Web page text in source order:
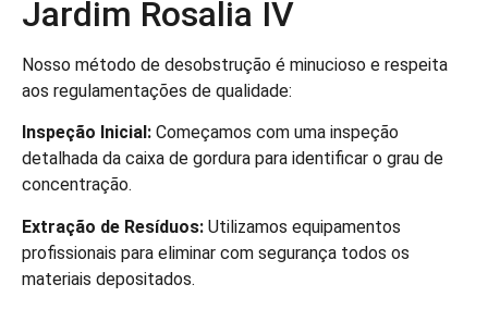
Jardim Rosalia IV
Nosso método de desobstrução é minucioso e respeita
aos regulamentações de qualidade:
Inspeção Inicial: Começamos com uma inspeção
detalhada da caixa de gordura para identificar o grau de
concentração.
Extração de Resíduos: Utilizamos equipamentos
profissionais para eliminar com segurança todos os
materiais depositados.